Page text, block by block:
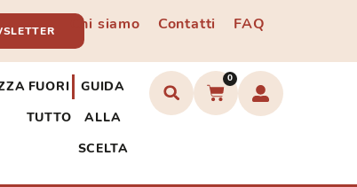
Chi siamo Contatti FAQ
FUORI
TUTTO
GUIDA
ALLA
SCELTA
0